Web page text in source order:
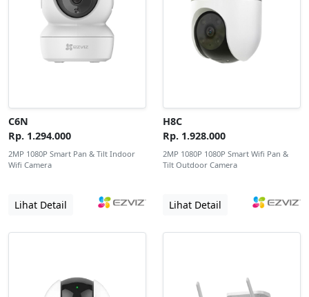
C6N
Rp. 1.294.000
2MP 1080P Smart Pan & Tilt Indoor
Wifi Camera
Lihat Detail
H8C
Rp. 1.928.000
2MP 1080P 1080P Smart Wifi Pan &
Tilt Outdoor Camera
Lihat Detail